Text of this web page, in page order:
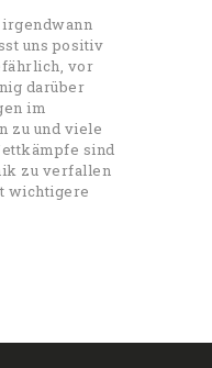
uns positiv
vor
darüber
im
zu und viele
sind
zu verfallen
wichtigere